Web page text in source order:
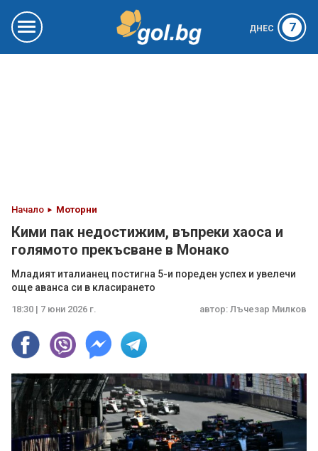
ДНЕС 7
Начало Моторни
Кими пак недостижим, въпреки хаоса и
голямото прекъсване в Монако
Младият италианец постигна 5-и пореден успех и увелечи
още аванса си в класирането
18:30 | 7 юни 2026 г. автор: Лъчезар Милков